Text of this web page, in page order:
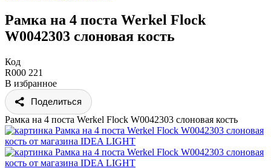
Рамка на 4 поста Werkel Flock
W0042303 слоновая кость
Код
R000 221
В избранное
Поделиться
Рамка на 4 поста Werkel Flock W0042303 слоновая кость